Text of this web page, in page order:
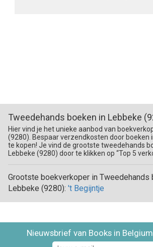
Tweedehands boeken in Lebbeke
Hier vind je het unieke aanbod van
(9280). Bespaar verzendkosten door boeken
te kopen! Je vind de grootste tweedehands
Lebbeke (9280) door te klikken op “Top 5
Grootste boekverkoper in Tweedehands
Lebbeke (9280): 't Begijntje
Nieuwsbrief van Books in